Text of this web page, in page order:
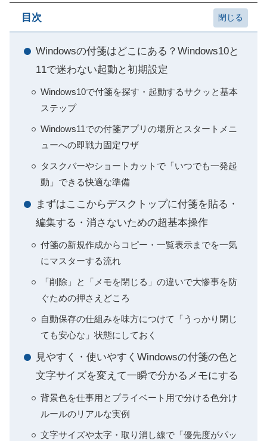
目次
Windowsの付箋はどこにある？Windows10と
11で迷わない起動と初期設定
Windows10で付箋を探す・起動するサクッと基本
ステップ
Windows11での付箋アプリの場所とスタートメニ
ューへの即戦力固定ワザ
タスクバーやショートカットで「いつでも一発起
動」できる快適な準備
まずはここからデスクトップに付箋を貼る・
編集する・消さないための超基本操作
付箋の新規作成からコピー・一覧表示までを一気
にマスターする流れ
「削除」と「メモを閉じる」の違いで大惨事を防
ぐための押さえどころ
自動保存の仕組みを味方につけて「うっかり閉じ
ても安心な」状態にしておく
見やすく・使いやすくWindowsの付箋の色と
文字サイズを変えて一瞬で分かるメモにする
背景色を仕事用とプライベート用で分ける色分け
ルールのリアルな実例
文字サイズや太字・取り消し線で「優先度がパッ